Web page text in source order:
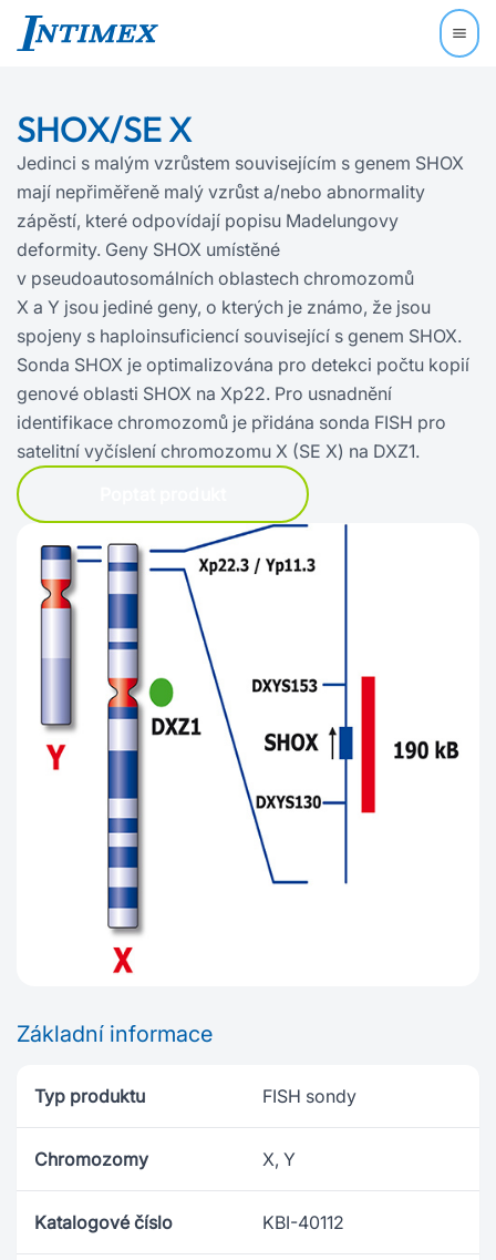
SHOX/SE X
Jedinci s malým vzrůstem souvisejícím s genem SHOX
mají nepřiměřeně malý vzrůst a/nebo abnormality
zápěstí, které odpovídají popisu Madelungovy
deformity. Geny SHOX umístěné
v pseudoautosomálních oblastech chromozomů
X a Y jsou jediné geny, o kterých je známo, že jsou
spojeny s haploinsuficiencí související s genem SHOX.
Sonda SHOX je optimalizována pro detekci počtu kopií
genové oblasti SHOX na Xp22. Pro usnadnění
identifikace chromozomů je přidána sonda FISH pro
satelitní vyčíslení chromozomu X (SE X) na DXZ1.
Základní informace
Typ produktu FISH sondy
Chromozomy X, Y
Katalogové číslo KBI-40112